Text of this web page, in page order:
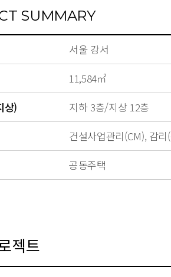
SUMMARY
서울 강서
11,584㎡
상)
지하 3층/지상 12층
건설사업관리(CM), 감리
공동주택
젝트